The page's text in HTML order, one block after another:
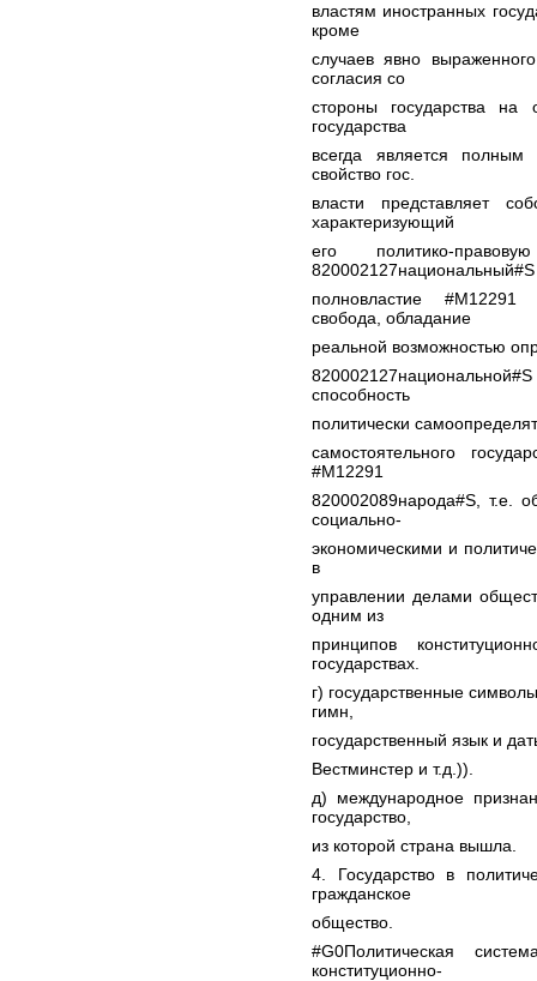
властям иностранных
кроме
случаев явно
согласия со
стороны государства
государства
всегда является
свойство гос.
власти представляет
характеризующий
его политико-
полновластие #M12291
свобода, обладание
реальной возможностью
способность
политически
самостоятельного
#M12291
820002089народа#S, т.е.
социально-
экономическими и
в
управлении делами
одним из
принципов
государствах.
г) государственные
гимн,
государственный язык и
Вестминстер и т.д.)).
д) международное
государство,
из которой страна вышла.
4. Государство в
гражданское
общество.
#G0Политическая
конституционно-